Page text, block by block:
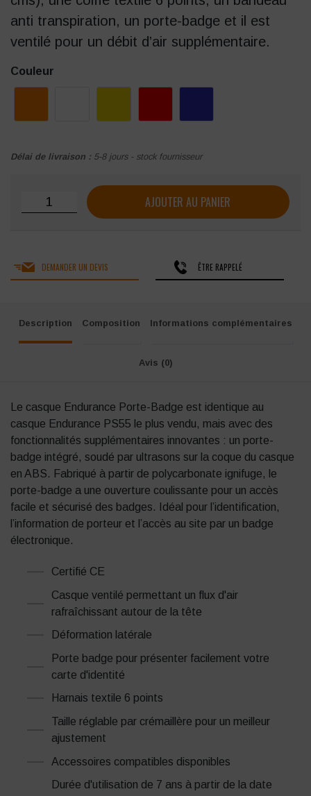
anti transpiration, un porte-badge et il est
ventilé pour un débit d’air supplémentaire.
Couleur
Délai de livraison : 5-8 jours - stock fournisseur
quantité de Casque Portwest Endurance avec porte-badge
AJOUTER AU PANIER
DEMANDER UN DEVIS ÊTRE RAPPELÉ
Description Composition Informations complémentaires
Avis (0)
Le casque Endurance Porte-Badge est identique au
casque Endurance PS55 le plus vendu, mais avec des
fonctionnalités supplémentaires innovantes : un porte-
badge intégré, soudé par ultrasons sur la coque du casque
en ABS. Fabriqué à partir de polycarbonate ignifuge, le
porte-badge a une ouverture coulissante pour un accès
facile et sécurisé des badges. Idéal pour l’identification,
l’information de porteur et l’accès au site par un badge
électronique.
Certifié CE
Casque ventilé permettant un flux d'air
rafraîchissant autour de la tête
Déformation latérale
Porte badge pour présenter facilement votre
carte d'identité
Harnais textile 6 points
Taille réglable par crémaillère pour un meilleur
ajustement
Accessoires compatibles disponibles
Durée d'utilisation de 7 ans à partir de la date